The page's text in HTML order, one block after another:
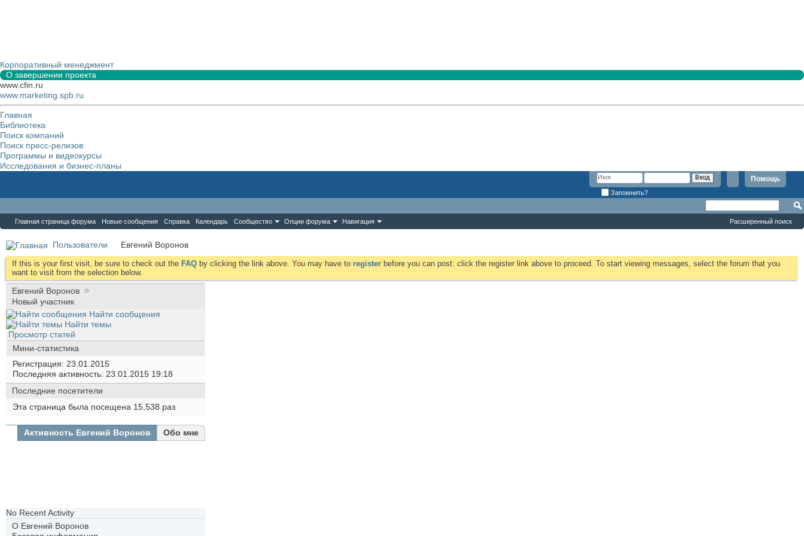
Корпоративный менеджмент
О завершении проекта
www.cfin.ru
www.marketing.spb.ru
Главная
Библиотека
Поиск компаний
Поиск пресс-релизов
Программы и видеокурсы
Исследования и бизнес-планы
Помощь
Запомнить?
Главная страница форума Новые сообщения Справка Календарь Сообщество Опции форума Навигация Расширенный поиск
Пользователи Евгений Воронов
If this is your first visit, be sure to check out the FAQ by clicking the link above. You may have to register before you can post: click the register link above to proceed. To start viewing messages, select the forum that you
want to visit from the selection below.
Евгений Воронов
Новый участник
Найти сообщения
Найти темы
Просмотр статей
Мини-статистика
Регистрация 23.01.2015
Последняя активность 23.01.2015 19:18
Последние посетители
Эта страница была посещена 15,538 раз
Активность Евгений Воронов Обо мне
No Recent Activity
О Евгений Воронов